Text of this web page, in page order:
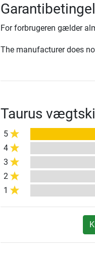
For forbrugeren gælder
The manufacturer does
Taurus
5
4
3
2
1